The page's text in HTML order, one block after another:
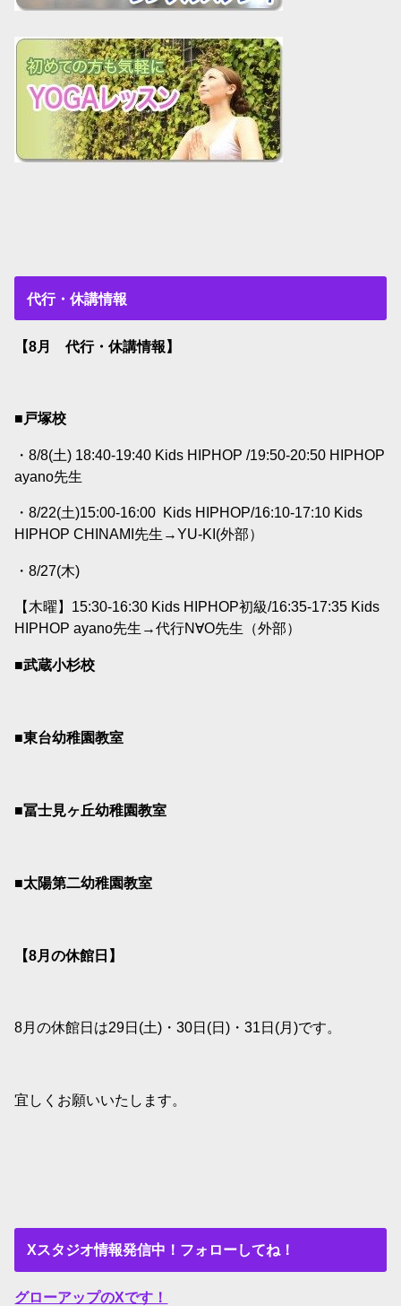
代行・休講情報
【8月 代行・休講情報】
■戸塚校
・8/8(土) 18:40-19:40 Kids HIPHOP /19:50-20:50 HIPHOP
ayano先生
・8/22(土)15:00-16:00 Kids HIPHOP/16:10-17:10 Kids
HIPHOP CHINAMI 先生→YU-KI(外部）
・8/27(木)
【木曜】15:30-16:30 Kids HIPHOP初級/16:35-17:35 Kids
HIPHOP ayano先生→代行N∀O先生（外部）
■武蔵小杉校
■東台幼稚園教室
■冨士見ヶ丘幼稚園教室
■太陽第二幼稚園教室
【8月の休館日】
8月の休館日は29日(土)・30日(日)・31日(月)です。
宜しくお願いいたします。
Xスタジオ情報発信中！フォローしてね！
グローアップのXです！